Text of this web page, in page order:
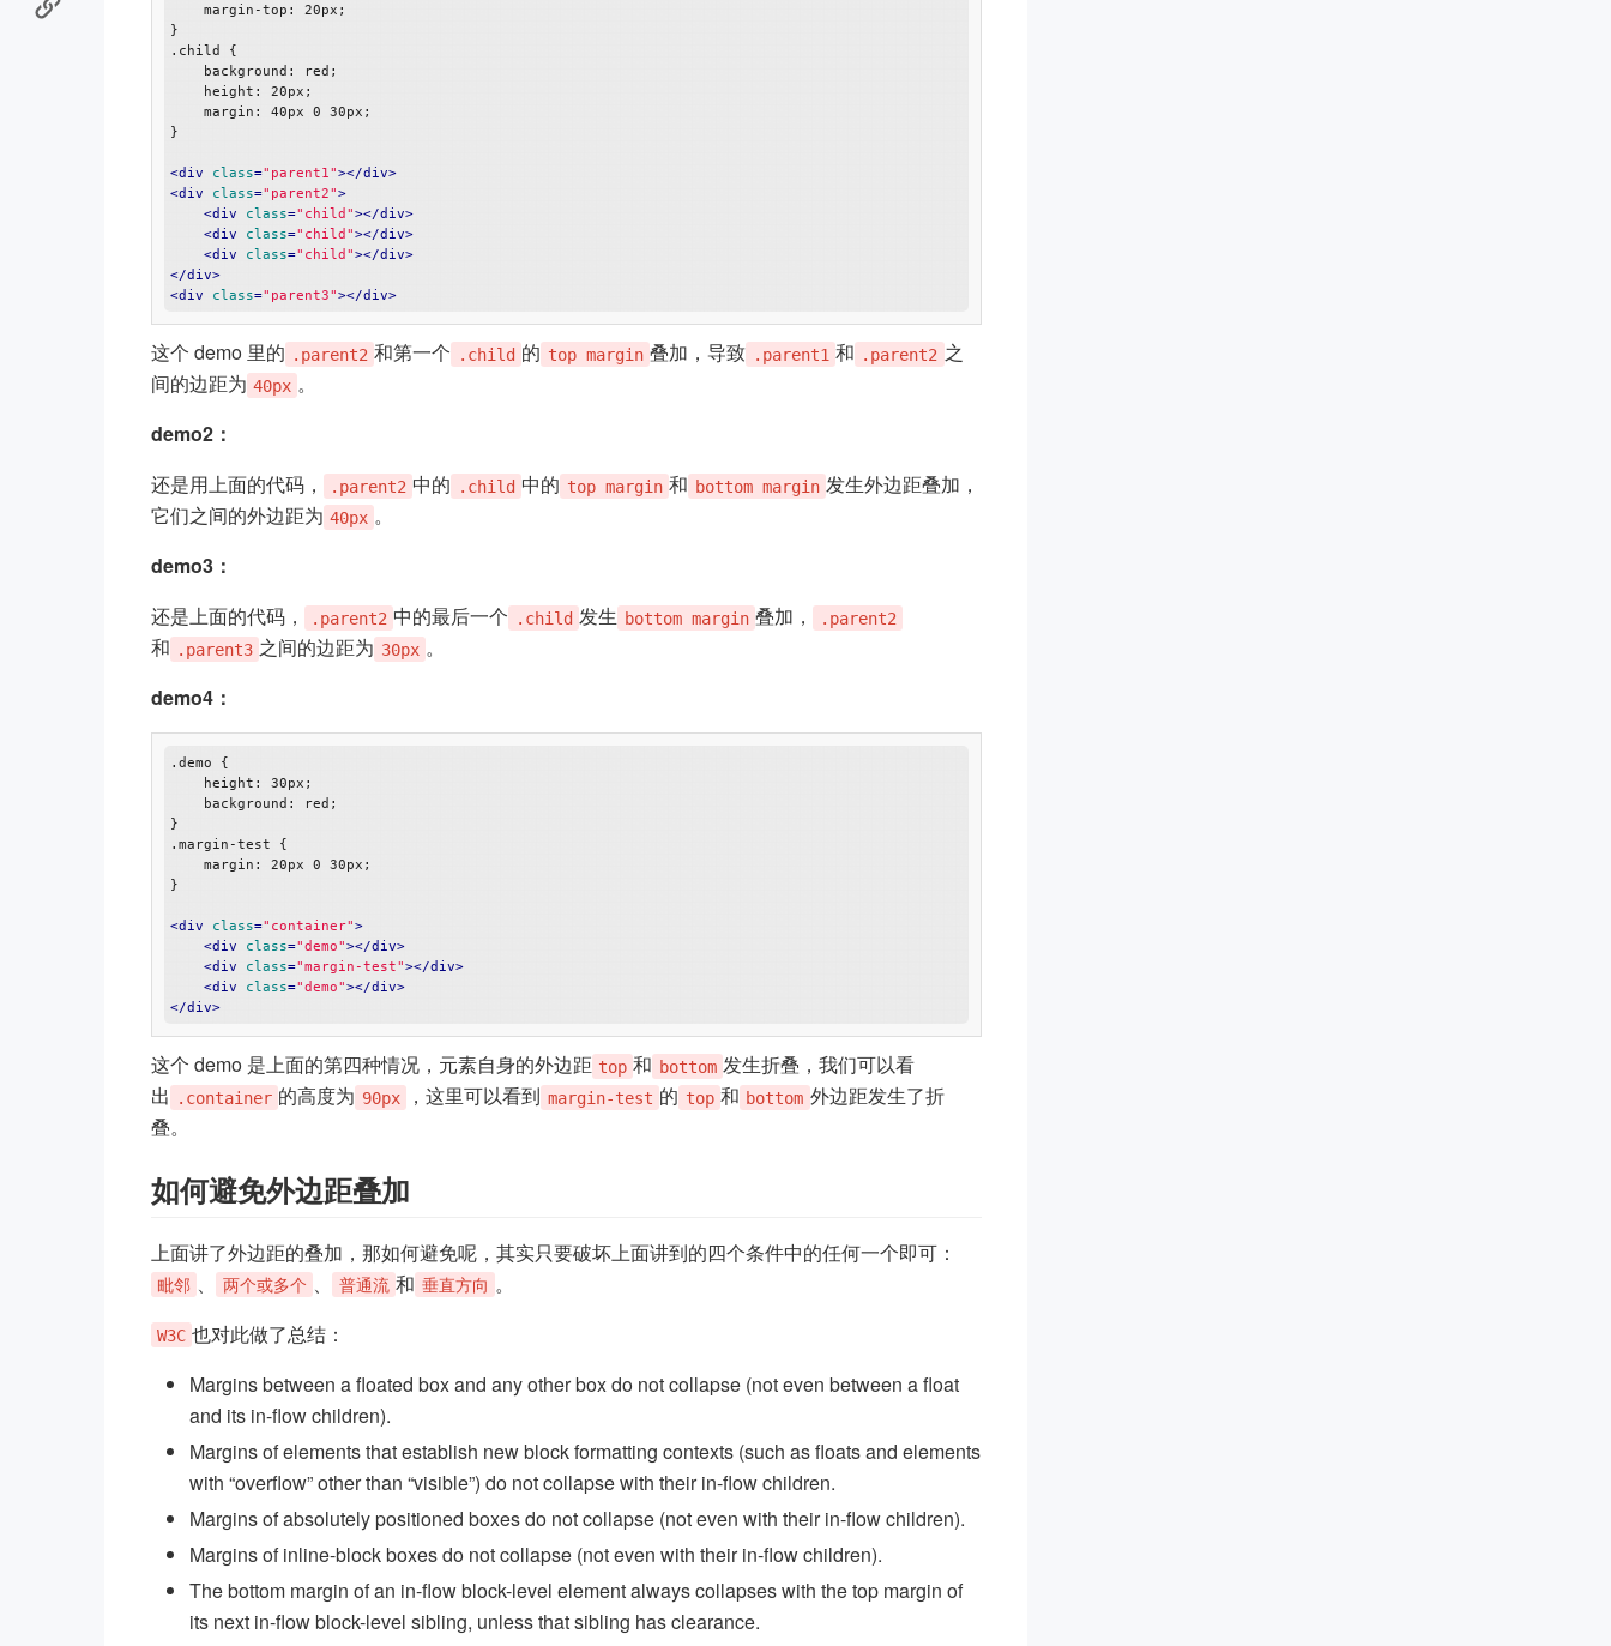
    margin-top: 20px;
}
.child {
    margin: 40px 0 30px;
}
<div class="parent1"></div>
<div class="parent2">
<div class="child"></div>
<div class="child"></div>
<div class="child"></div>
</div>
<div class="parent3"></div>
这个 demo 里的 .parent2 和第一个 .child 的 top margin 叠加，导致 .parent1 和 .parent2 之
间的边距为 40px 。
demo2：
还是用上面的代码，
.parent2 中的 .child 中的 top margin 和 bottom margin 发生外边距叠加，
它们之间的外边距为 40px 。
demo3：
还是上面的代码，
.parent2 中的最后一个 .child 发生 bottom margin 叠加， .parent2
和 .parent3 之间的边距为 30px 。
demo4：
.demo {
}
.margin-test {
    margin: 20px 0 30px;
}
<div class="container">
<div class="demo"></div>
<div class="margin-test"></div>
<div class="demo"></div>
</div>
这个 demo 是上面的第四种情况，元素自身的外边距 top 和 bottom 发生折叠，我们可以看
出
.container 的高度为 90px ，这里可以看到 margin-test 的 top 和 bottom 外边距发生了折
叠。
如何避免外边距叠加
上面讲了外边距的叠加，那如何避免呢，其实只要破坏上面讲到的四个条件中的任何一个即可：
毗邻 、 两个或多个 、 普通流 和 垂直方向 。
W3C 也对此做了总结：
Margins between a floated box and any other box do not collapse (not even between a float
and its in-flow children).
Margins of elements that establish new block formatting contexts (such as floats and elements
with “overflow” other than “visible”) do not collapse with their in-flow children.
Margins of absolutely positioned boxes do not collapse (not even with their in-flow children).
Margins of inline-block boxes do not collapse (not even with their in-flow children).
The bottom margin of an in-flow block-level element always collapses with the top margin of
its next in-flow block-level sibling, unless that sibling has clearance.